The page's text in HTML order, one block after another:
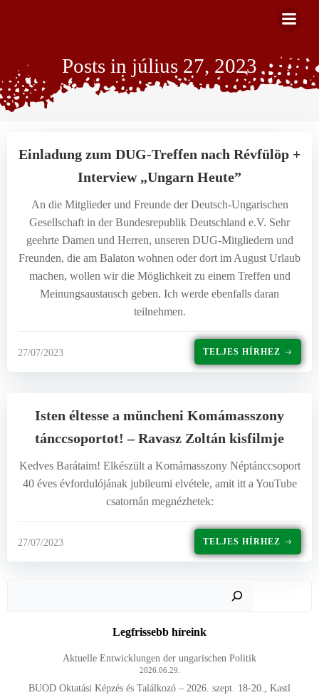
Posts in július 27, 2023
Einladung zum DUG-Treffen nach Révfülöp +
Interview „Ungarn Heute”
An die Mitglieder und Freunde der Deutsch-Ungarischen
Gesellschaft in der Bundesrepublik Deutschland e.V. Sehr
geehrte Damen und Herren, unseren DUG-Mitgliedern und
Freunden, die am Balaton wohnen oder dort im August Urlaub
machen, wollen wir die Möglichkeit zu einem Treffen und
Meinungsaustausch geben. Ich werde ebenfalls daran
teilnehmen.
27/07/2023 TELJES HÍRHEZ
Isten éltesse a müncheni Komámasszony
tánccsoportot! – Ravasz Zoltán kisfilmje
Kedves Barátaim! Elkészült a Komámasszony Néptánccsoport
40 éves évfordulójának jubileumi elvétele, amit itt a YouTube
csatornán megnézhetek:
27/07/2023 TELJES HÍRHEZ
Legfrissebb híreink
Aktuelle Entwicklungen der ungarischen Politik
2026.06.29.
BUOD Oktatási Képzés és Találkozó – 2026. szept. 18-20., Kastl